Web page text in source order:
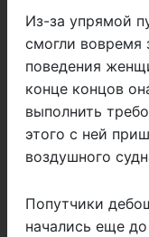
Из-за упрямой
смогли вовремя
поведения
конце концов
выполнить
этого с ней
воздушного
Попутчики
начались еще